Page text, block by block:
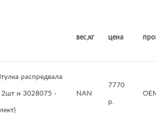
вес,кг цена
распредвала
и 3028075 - NAN
7770
р.